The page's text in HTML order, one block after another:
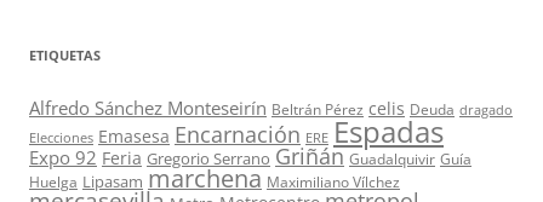
ETIQUETAS
Alfredo Sánchez Monteseirín Beltrán Pérez celis Deuda dragado
Elecciones Emasesa Encarnación ERE Espadas
Expo 92 Feria Gregorio Serrano Griñán Guadalquivir Guía
Huelga Lipasam marchena Maximiliano Vílchez